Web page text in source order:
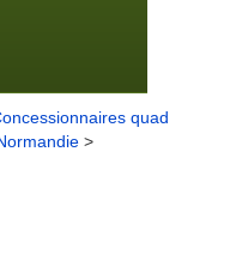
quad
>